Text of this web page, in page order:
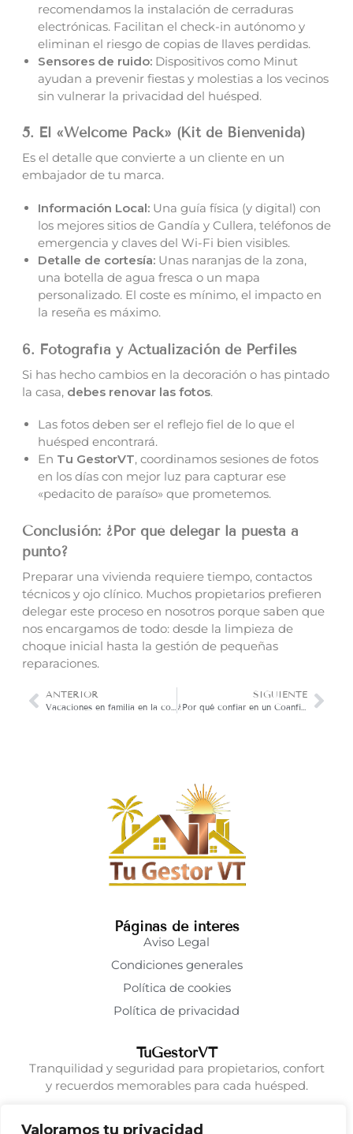
Valoramos tu privacidad
recomendamos la instalación de cerraduras
electrónicas. Facilitan el check-in autónomo y
eliminan el riesgo de copias de llaves perdidas.
Sensores de ruido:Dispositivos como Minut
ayudan a prevenir fiestas y molestias a los vecinos
sin vulnerar la privacidad del huésped.
5. El «Welcome Pack» (Kit de Bienvenida)
Es el detalle que convierte a un cliente en un
embajador de tu marca.
Información Local:Una guía física (y digital) con
los mejores sitios de Gandía y Cullera, teléfonos de
emergencia y claves del Wi-Fi bien visibles.
Detalle de cortesía:Unas naranjas de la zona,
una botella de agua fresca o un mapa
personalizado. El coste es mínimo, el impacto en
la reseña es máximo.
6. Fotografía y Actualización de Perfiles
Si has hecho cambios en la decoración o has pintado
la casa, debes renovar las fotos.
Las fotos deben ser el reflejo fiel de lo que el
huésped encontrará.
En Tu GestorVT, coordinamos sesiones de fotos
en los días con mejor luz para capturar ese
«pedacito de paraíso» que prometemos.
Conclusión: ¿Por qué delegar la puesta a
punto?
Preparar una vivienda requiere tiempo, contactos
técnicos y ojo clínico. Muchos propietarios prefieren
delegar este proceso en nosotros porque saben que
nos encargamos de todo: desde la limpieza de
choque inicial hasta la gestión de pequeñas
reparaciones.
ANTERIOR
Vacaciones en familia en la costa de Valencia: Guía completa de ocio en Gandía y Cullera
SIGUIENTE
¿Por qué confiar en un Coanfitrión de Airbnb? La experiencia diferencial de Tu GestorVT
Páginas de interés
Aviso Legal
Condiciones generales
Política de cookies
Política de privacidad
TuGestorVT
Tranquilidad y seguridad para propietarios, confort
y recuerdos memorables para cada huésped.